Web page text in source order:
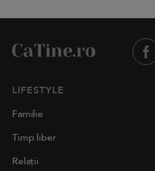
LIFESTYLE
Familie
Timp liber
Relații